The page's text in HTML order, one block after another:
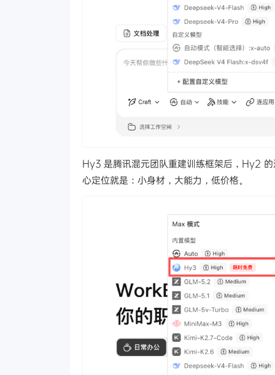
Hy3 是腾讯混元团队重建训练框架后，Hy2
心定位就是：小身材，大能力，低价格。